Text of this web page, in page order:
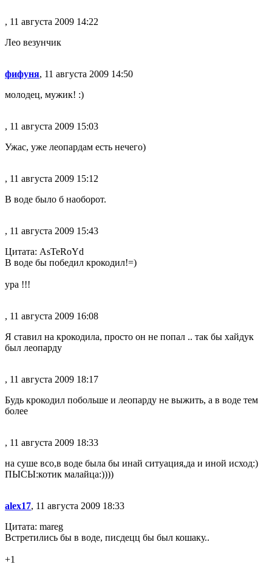
, 11 августа 2009 14:22
Лео везунчик
фифуня, 11 августа 2009 14:50
молодец, мужик! :)
, 11 августа 2009 15:03
Ужас, уже леопардам есть нечего)
, 11 августа 2009 15:12
В воде было б наоборот.
, 11 августа 2009 15:43
Цитата: AsTeRoYd
В воде бы победил крокодил!=)
ура !!!
, 11 августа 2009 16:08
Я ставил на крокодила, просто он не попал .. так бы хайдук
был леопарду
, 11 августа 2009 18:17
Будь крокодил побольше и леопарду не выжить, а в воде тем
более
, 11 августа 2009 18:33
на суше всо,в воде была бы инай ситуация,да и иной исход:)
ПЫСЫ:котик малайца:))))
alex17, 11 августа 2009 18:33
Цитата: mareg
Встретились бы в воде, писдецц бы был кошаку..
+1